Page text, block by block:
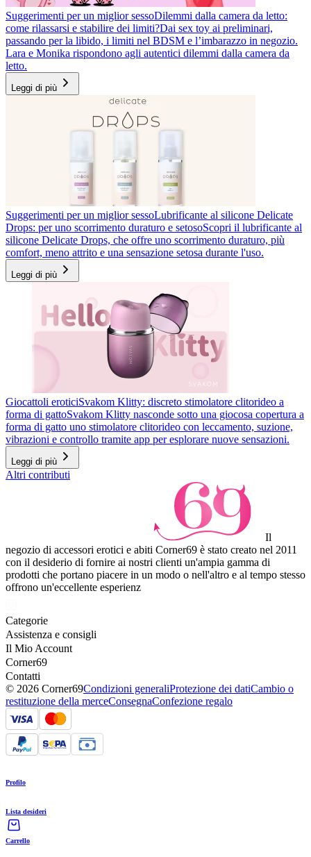
Suggerimenti per un miglior sessoDilemmi dalla camera da letto:
come rilassarsi e stabilire dei limiti?Dai sex toy ai preliminari,
passando per la libido, i limiti nel BDSM e l’imbarazzo in negozio.
Lara e Monika rispondono agli autentici dilemmi dalla camera da
letto.
Leggi di più
Suggerimenti per un miglior sessoLubrificante al silicone Delicate
Drops: per uno scorrimento duraturo e setosoScopri il lubrificante al
silicone Delicate Drops, che offre uno scorrimento duraturo, più
comfort, meno attrito e una sensazione setosa durante l'uso.
Leggi di più
Giocattoli eroticiSvakom Klitty: discreto stimolatore clitorideo a
forma di gattoSvakom Klitty nasconde sotto una giocosa copertura a
forma di gatto uno stimolatore clitorideo con leccamento, suzione,
vibrazioni e controllo tramite app per esplorare nuove sensazioni.
Leggi di più
Altri contributi
Il
negozio di accessori erotici e abiti Corner69 è stato creato nel 2011
con il desiderio di fornire ai nostri clienti un'ampia gamma di
prodotti che portano piacere in un modo o nell'altro e al tempo stesso
offrono un'eccellente esperienz
Categorie
Assistenza e consigli
Il Mio Account
Corner69
Contatti
© 2026 Corner69Condizioni generaliProtezione dei datiCambio o
restituzione della merceConsegnaConfezione regalo
Profilo
Lista desideri
Carrello